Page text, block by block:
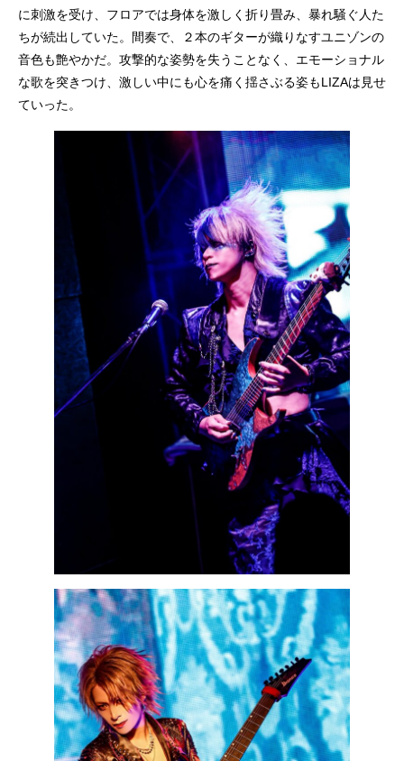
に刺激を受け、フロアでは身体を激しく折り畳み、暴れ騒ぐ人た
ちが続出していた。間奏で、２本のギターが織りなすユニゾンの
音色も艶やかだ。攻撃的な姿勢を失うことなく、エモーショナル
な歌を突きつけ、激しい中にも心を痛く揺さぶる姿もLIZAは見せ
ていった。